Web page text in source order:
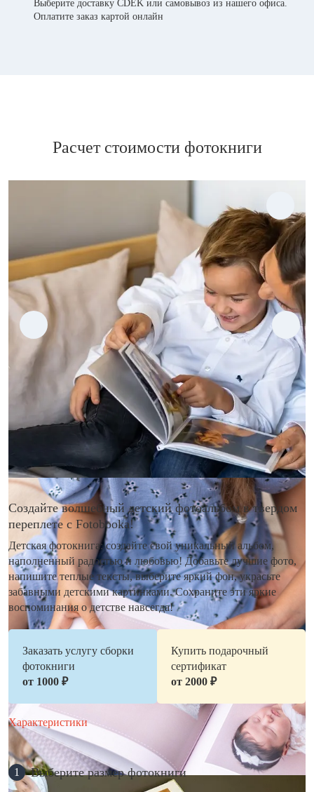
Выберите доставку CDEK или самовывоз из нашего офиса.
Оплатите заказ картой онлайн
Расчет стоимости фотокниги
Создайте волшебный детский фотоальбом в твердом
переплете с Fotobooka!
Детская фотокнига: создайте свой уникальный альбом,
наполненный радостью и любовью! Добавьте лучшие фото,
напишите теплые тексты, выберите яркий фон, украсьте
забавными детскими картинками. Сохраните эти яркие
воспоминания о детстве навсегда!
Заказать услугу сборки
фотокниги
от 1000 ₽
Купить подарочный
сертификат
от 2000 ₽
Характеристики
1 Выберите размер фотокниги